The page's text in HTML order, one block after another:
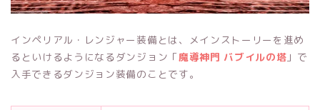
インペリアル・レンジャー装備とは、メインストーリーを進め
るといけるようになるダンジョン「魔導神門 バブイルの塔 」で
入手できるダンジョン装備のことです。